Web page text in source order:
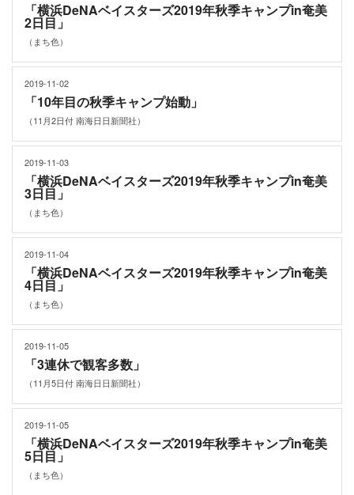
「横浜DeNAベイスターズ2019年秋季キャンプin奄美
2日目」
（まち色）
2019-11-02
「10年目の秋季キャンプ始動」
（11月2日付 南海日日新聞社）
2019-11-03
「横浜DeNAベイスターズ2019年秋季キャンプin奄美
3日目」
（まち色）
2019-11-04
「横浜DeNAベイスターズ2019年秋季キャンプin奄美
4日目」
（まち色）
2019-11-05
「3連休で観客多数」
（11月5日付 南海日日新聞社）
2019-11-05
「横浜DeNAベイスターズ2019年秋季キャンプin奄美
5日目」
（まち色）